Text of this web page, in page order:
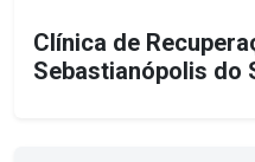
Clínica de
Sebastianópolis do